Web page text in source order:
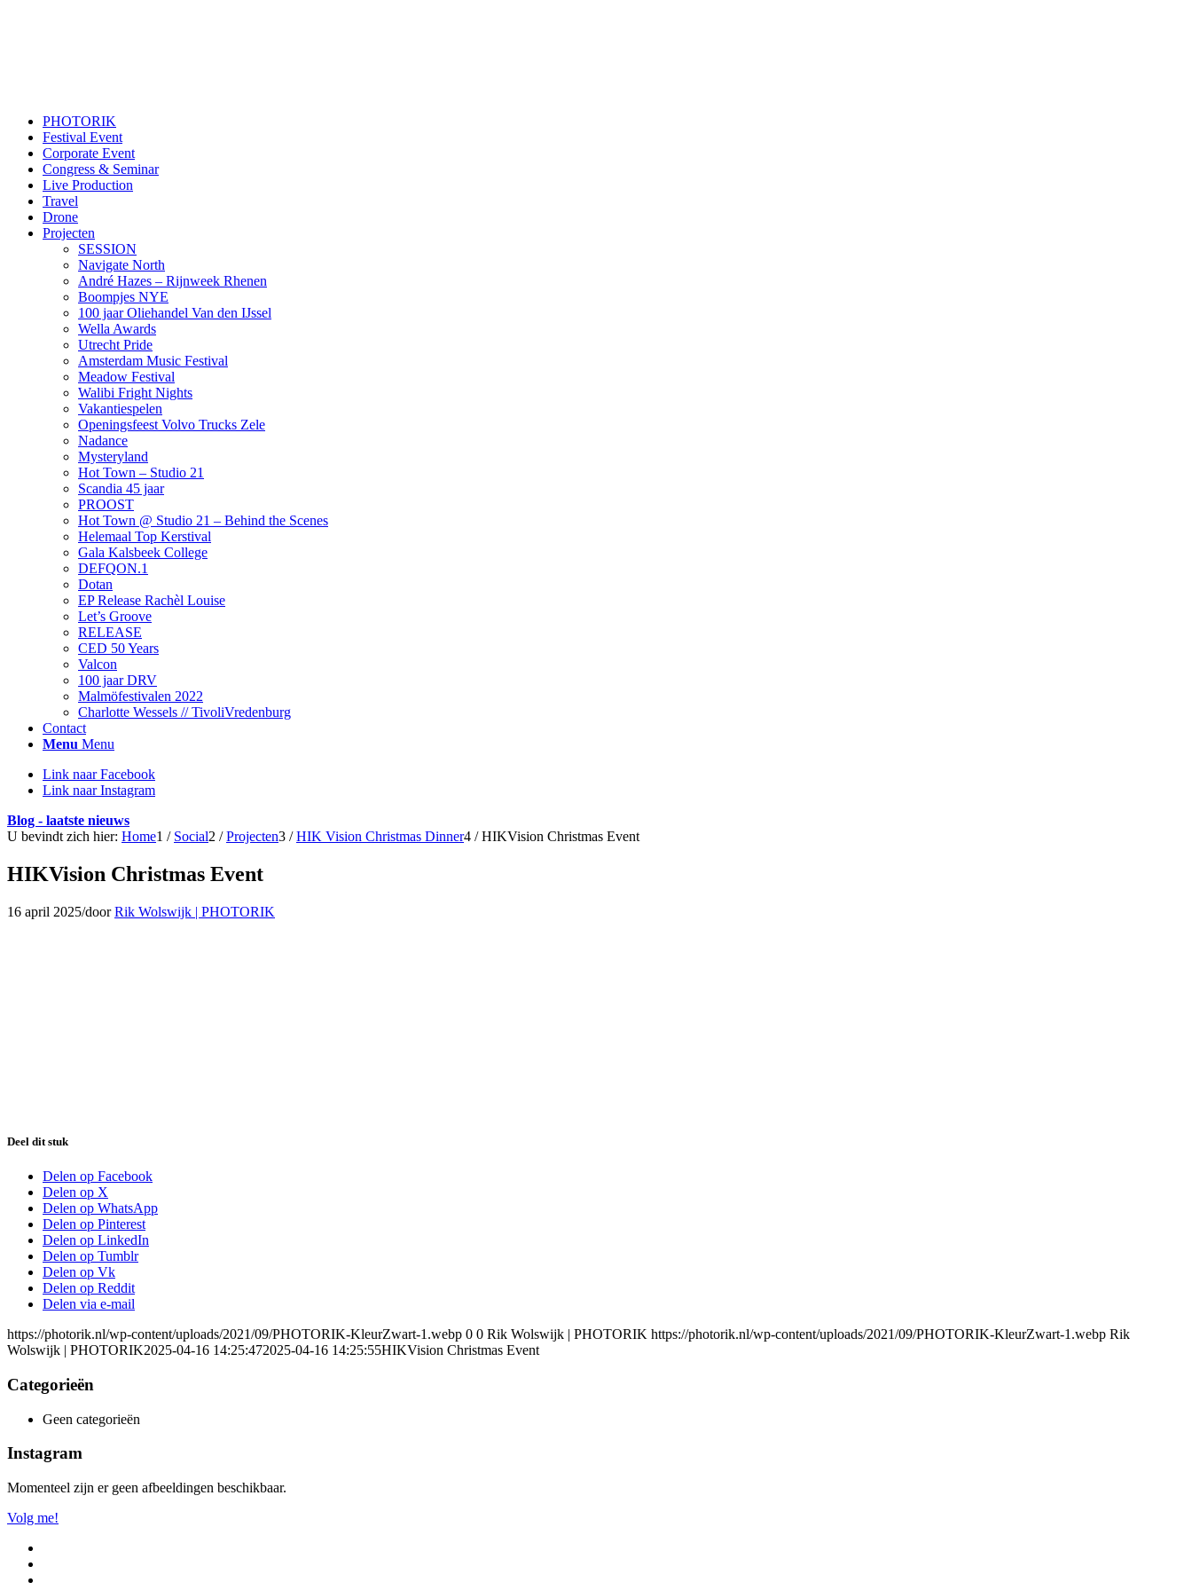
PHOTORIK
Festival Event
Corporate Event
Congress & Seminar
Live Production
Travel
Drone
Projecten
SESSION
Navigate North
André Hazes – Rijnweek Rhenen
Boompjes NYE
100 jaar Oliehandel Van den IJssel
Wella Awards
Utrecht Pride
Amsterdam Music Festival
Meadow Festival
Walibi Fright Nights
Vakantiespelen
Openingsfeest Volvo Trucks Zele
Nadance
Mysteryland
Hot Town – Studio 21
Scandia 45 jaar
PROOST
Hot Town @ Studio 21 – Behind the Scenes
Helemaal Top Kerstival
Gala Kalsbeek College
DEFQON.1
Dotan
EP Release Rachèl Louise
Let’s Groove
RELEASE
CED 50 Years
Valcon
100 jaar DRV
Malmöfestivalen 2022
Charlotte Wessels // TivoliVredenburg
Contact
Menu Menu
Link naar Facebook
Link naar Instagram
Blog - laatste nieuws
U bevindt zich hier: Home1 / Social2 / Projecten3 / HIK Vision Christmas Dinner4 / HIKVision Christmas Event
HIKVision Christmas Event
16 april 2025/doorRik Wolswijk | PHOTORIK
Deel dit stuk
Delen op Facebook
Delen op X
Delen op WhatsApp
Delen op Pinterest
Delen op LinkedIn
Delen op Tumblr
Delen op Vk
Delen op Reddit
Delen via e-mail
https://photorik.nl/wp-content/uploads/2021/09/PHOTORIK-KleurZwart-1.webp 0 0 Rik Wolswijk | PHOTORIK https://photorik.nl/wp-content/uploads/2021/09/PHOTORIK-KleurZwart-1.webp Rik
Wolswijk | PHOTORIK2025-04-16 14:25:472025-04-16 14:25:55HIKVision Christmas Event
Categorieën
Geen categorieën
Instagram
Momenteel zijn er geen afbeeldingen beschikbaar.
Volg me!